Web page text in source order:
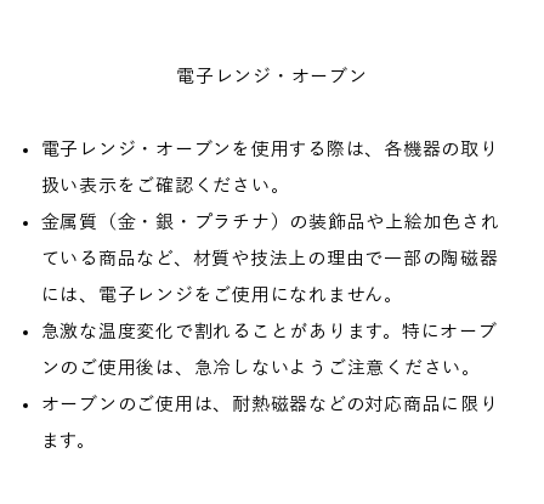
電子レンジ・オーブン
電子レンジ・オーブンを使用する際は、各機器の取り
扱い表示をご確認ください。
金属質（金・銀・プラチナ）の装飾品や上絵加色され
ている商品など、材質や技法上の理由で一部の陶磁器
には、電子レンジをご使用になれません。
急激な温度変化で割れることがあります。特にオーブ
ンのご使用後は、急冷しないようご注意ください。
オーブンのご使用は、耐熱磁器などの対応商品に限り
ます。